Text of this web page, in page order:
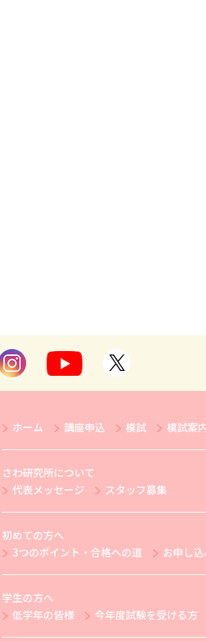
ホーム 講座申込 模試 模試案
さわ研究所について
代表メッセージ
スタッフ募集
初めての方へ
3つのポイント・合格への道
お申し
学生の方へ
低学年の皆様
今年度試験を受ける方